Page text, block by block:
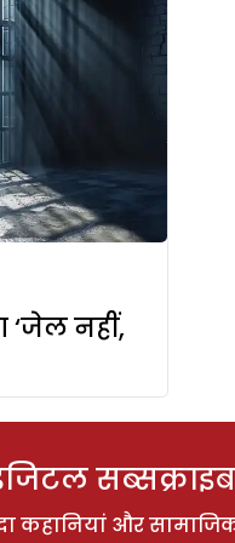
‘जेल नहीं,
कहानियां और